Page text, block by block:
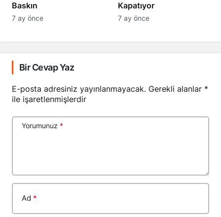
Baskın
7 ay önce
Kapatıyor
7 ay önce
Bir Cevap Yaz
E-posta adresiniz yayınlanmayacak. Gerekli alanlar *
ile işaretlenmişlerdir
Yorumunuz *
Ad *